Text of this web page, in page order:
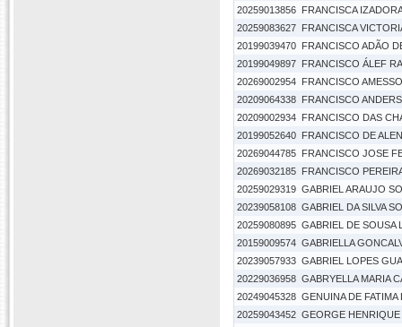
20259013856 FRANCISCA
20259083627 FRANCISCA
20199039470 FRANCISCO ADÃO
20199049897 FRANCISCO ÁLEF
20269002954 FRANCISCO
20209064338 FRANCISCO
20209002934 FRANCISCO DAS
20199052640 FRANCISCO DE
20269044785 FRANCISCO JOSE
20269032185 FRANCISCO
20259029319 GABRIEL ARAUJO
20239058108 GABRIEL DA SILVA
20259080895 GABRIEL DE SOUSA
20159009574 GABRIELLA
20239057933 GABRIEL LOPES
20229036958 GABRYELLA MARIA
20249045328 GENUINA DE
20259043452 GEORGE HENRIQUE